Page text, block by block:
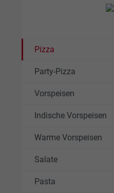
Pizza
Party-Pizza
Vorspeisen
Indische Vorspeisen
Warme Vorspeisen
Salate
Pasta